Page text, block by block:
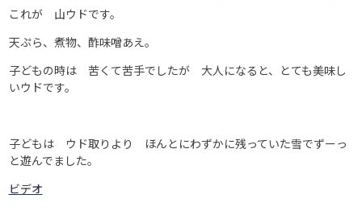
これが 山ウドです。
天ぷら、煮物、酢味噌あえ。
子どもの時は 苦くて苦手でしたが 大人になると、とても美味し
いウドです。
子どもは ウド取りより ほんとにわずかに残っていた雪でずーっ
と遊んでました。
ビデオ